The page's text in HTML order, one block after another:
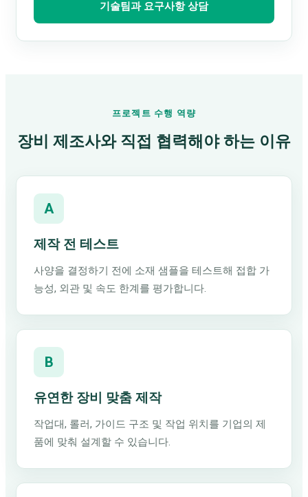
기술팀과 요구사항 상담
프로젝트 수행 역량
장비 제조사와 직접 협력해야 하는 이유
A
제작 전 테스트
사양을 결정하기 전에 소재 샘플을 테스트해 접합 가
능성, 외관 및 속도 한계를 평가합니다.
B
유연한 장비 맞춤 제작
작업대, 롤러, 가이드 구조 및 작업 위치를 기업의 제
품에 맞춰 설계할 수 있습니다.